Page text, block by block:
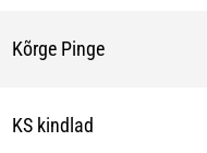
Kõrge Pinge
KS kindlad